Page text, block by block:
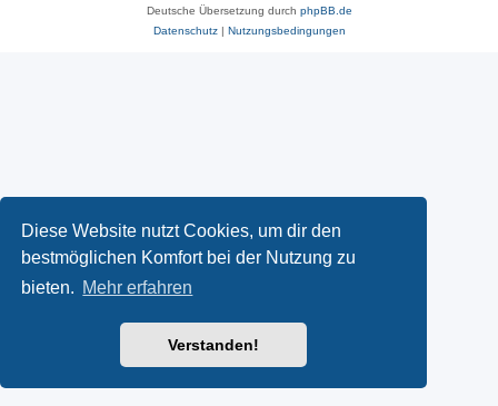
Diese Website nutzt Cookies, um dir den
bestmöglichen Komfort bei der Nutzung zu
bieten. Mehr erfahren
Verstanden!
Deutsche Übersetzung durch phpBB.de
Datenschutz| Nutzungsbedingungen